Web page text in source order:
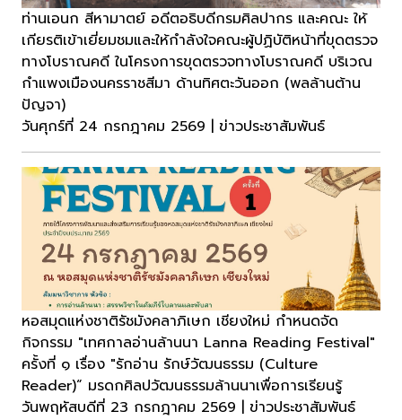
ท่านเอนก สีหามาตย์ อดีตอธิบดีกรมศิลปากร และคณะ ให้
เกียรติเข้าเยี่ยมชมและให้กำลังใจคณะผู้ปฏิบัติหน้าที่ขุดตรวจ
ทางโบราณคดี ในโครงการขุดตรวจทางโบราณคดี บริเวณ
กำแพงเมืองนครราชสีมา ด้านทิศตะวันออก (พลล้านต้าน
ปัญจา)
วันศุกร์ที่ 24 กรกฎาคม 2569 | ข่าวประชาสัมพันธ์
หอสมุดแห่งชาติรัชมังคลาภิเษก เชียงใหม่ กำหนดจัด
กิจกรรม "เทศกาลอ่านล้านนา Lanna Reading Festival"
ครั้งที่ ๑ เรื่อง "รักอ่าน รักษ์วัฒนธรรม (Culture
Reader)“ มรดกศิลปวัฒนธรรมล้านนาเพื่อการเรียนรู้
วันพฤหัสบดีที่ 23 กรกฎาคม 2569 | ข่าวประชาสัมพันธ์